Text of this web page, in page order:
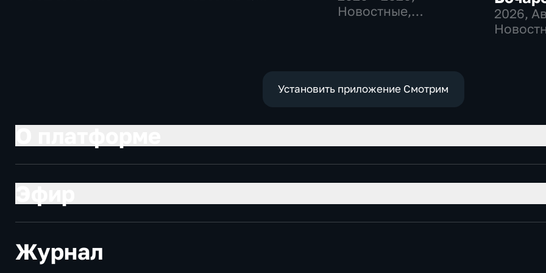
Новостные,
2026,
Установить приложение Смотрим
Журнал